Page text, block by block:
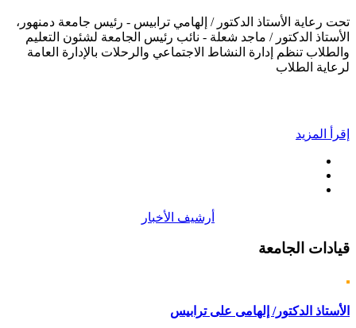
تحت رعاية الأستاذ الدكتور / إلهامي ترابيس - رئيس جامعة دمنهور،
الأستاذ الدكتور / ماجد شعلة - نائب رئيس الجامعة لشئون التعليم
والطلاب تنظم إدارة النشاط الاجتماعي والرحلات بالإدارة العامة
لرعاية الطلاب
إقرأ المزيد
أرشيف الأخبار
قيادات الجامعة
الأستاذ الدكتور/ إلهامى على ترابيس